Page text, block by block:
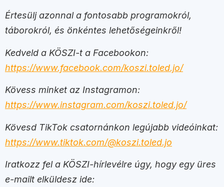
Értesülj azonnal a fontosabb programokról,
táborokról, és önkéntes lehetőségeinkről!
Kedveld a KÖSZI-t a Facebookon:
https://www.facebook.com/koszi.toled.jo/
Kövess minket az Instagramon:
https://www.instagram.com/koszi.toled.jo/
Kövesd TikTok csatornánkon legújabb videóinkat:
https://www.tiktok.com/@koszi.toled.jo
Iratkozz fel a KÖSZI-hírlevélre úgy, hogy egy üres
e-mailt elküldesz ide: